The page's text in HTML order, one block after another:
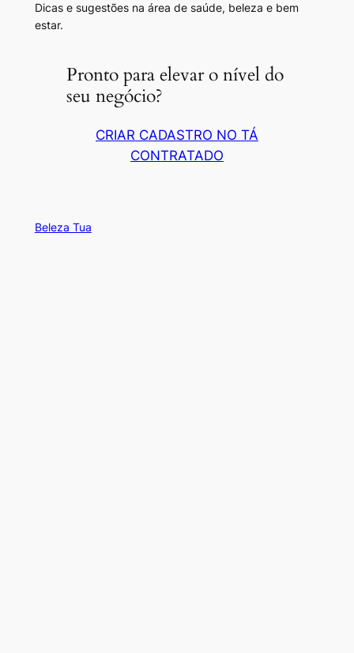
Dicas e sugestões na área de saúde, beleza e bem
estar.
Pronto para elevar o nível do
seu negócio?
CRIAR CADASTRO NO TÁ
CONTRATADO
Beleza Tua